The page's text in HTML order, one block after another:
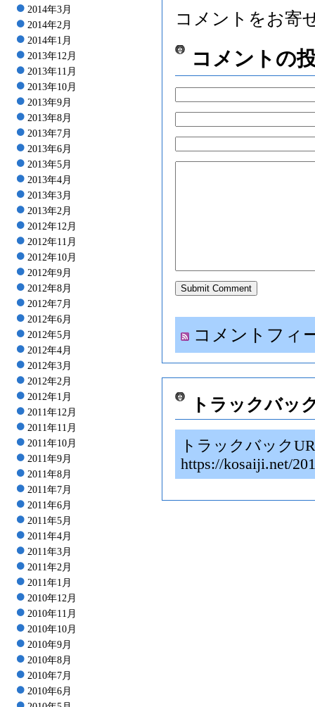
2014年3月
2014年2月
2014年1月
2013年12月
2013年11月
2013年10月
2013年9月
2013年8月
2013年7月
2013年6月
2013年5月
2013年4月
2013年3月
2013年2月
2012年12月
2012年11月
2012年10月
2012年9月
2012年8月
2012年7月
2012年6月
2012年5月
2012年4月
2012年3月
2012年2月
2012年1月
2011年12月
2011年11月
2011年10月
2011年9月
2011年8月
2011年7月
2011年6月
2011年5月
2011年4月
2011年3月
2011年2月
2011年1月
2010年12月
2010年11月
2010年10月
2010年9月
2010年8月
2010年7月
2010年6月
コメントをお寄
コメントの
コメントフィ
トラックバッ
トラックバック
https://kosaiji.net/